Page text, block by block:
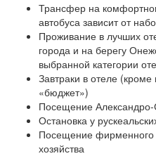
Трансфер на
автобуса зависит от
Проживание в лучших
города и на берегу
выбранной категории
Завтраки в отеле
«бюджет»)
Посещение
Остановка у
Посещение фирменного
хозяйства